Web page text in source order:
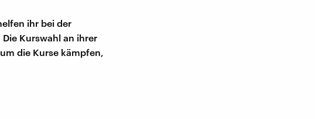
ihr bei der
Kurswahl an ihrer
die Kurse kämpfen,